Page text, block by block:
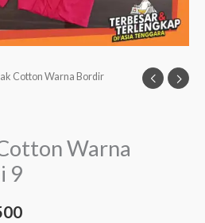
Cotton Warna Bordir
Warna
9